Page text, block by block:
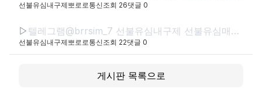
선불유심내구제뽀로로통신조회 26댓글 0
▷ 텔레그램@brrsim_7 선불유심내구제 선불유심매입 뽀로로통신 급전 정부정책자금생활안정생계급전지원금 선불유심구매 연체자바로소액급전
선불유심내구제뽀로로통신조회 22댓글 0
게시판 목록으로